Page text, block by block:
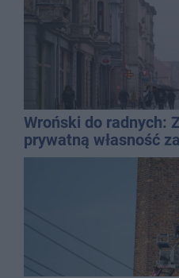
Wroński do radnych:
prywatną własność
gospodarką